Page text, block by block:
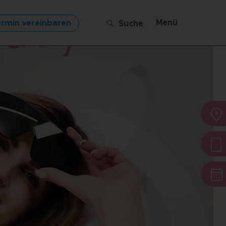
vereinbaren Suche Menü